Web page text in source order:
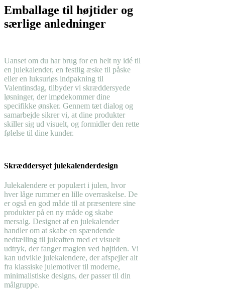
Emballage til højtider og
særlige anledninger
Uanset om du har brug for en helt ny idé til
en julekalender, en festlig æske til påske
eller en luksuriøs indpakning til
Valentinsdag, tilbyder vi skræddersyede
løsninger, der imødekommer dine
specifikke ønsker. Gennem tæt dialog og
samarbejde sikrer vi, at dine produkter
skiller sig ud visuelt, og formidler den rette
følelse til dine kunder.
Skræddersyet julekalenderdesign
Julekalendere er populært i julen, hvor
hver låge rummer en lille overraskelse. De
er også en god måde til at præsentere sine
produkter på en ny måde og skabe
mersalg. Designet af en julekalender
handler om at skabe en spændende
nedtælling til juleaften med et visuelt
udtryk, der fanger magien ved højtiden. Vi
kan udvikle julekalendere, der afspejler alt
fra klassiske julemotiver til moderne,
minimalistiske designs, der passer til din
målgruppe.